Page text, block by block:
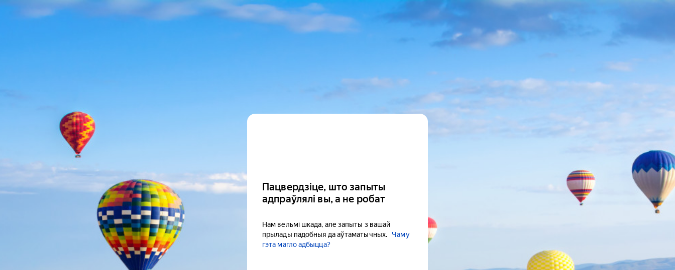
Пацвердзіце, што запыты
адпраўлялі вы, а не робат
Нам вельмі шкада, але запыты з вашай
прылады падобныя да аўтаматычных.
Чаму
гэта магло адбыцца?